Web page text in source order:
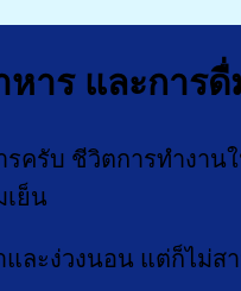
หาร และการ
รครับ ชีวิตการทำงา
ย็น
ละง่วงนอน แต่ก็ไม่ส